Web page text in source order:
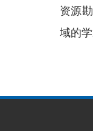
资源
域的